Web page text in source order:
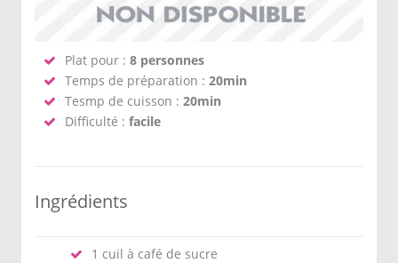
Plat pour : 8 personnes
Temps de préparation : 20min
Tesmp de cuisson : 20min
Difficulté : facile
Ingrédients
1 cuil à café de sucre